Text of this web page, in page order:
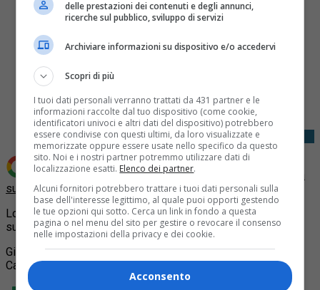
Share
Tweet
Aggiungi Quotidiano Piemontese come
Fonte preferita
su Google
Lo sloveno Primoz Roglic ha vinto laMilano – Torino
superando all’arrivo di Superga l ‘inglese Adam Yates.
Giovedí 7 ottobre si corre la Gran Piemonte da Rocca
Canavese a Borgosesia.
delle prestazioni dei contenuti e degli annunci,
ricerche sul pubblico, sviluppo di servizi
Archiviare informazioni su dispositivo e/o accedervi
Scopri di più
I tuoi dati personali verranno trattati da 431 partner e le
informazioni raccolte dal tuo dispositivo (come cookie,
identificatori univoci e altri dati del dispositivo) potrebbero
essere condivise con questi ultimi, da loro visualizzate e
memorizzate oppure essere usate nello specifico da questo
sito. Noi e i nostri partner potremmo utilizzare dati di
localizzazione esatti. Elenco dei partner.
Alcuni fornitori potrebbero trattare i tuoi dati personali sulla
base dell'interesse legittimo, al quale puoi opporti gestendo
le tue opzioni qui sotto. Cerca un link in fondo a questa
pagina o nel menu del sito per gestire o revocare il consenso
nelle impostazioni della privacy e dei cookie.
Acconsento